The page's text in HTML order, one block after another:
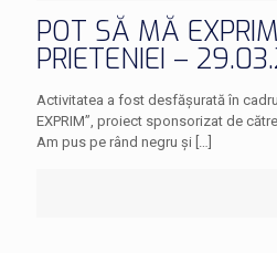
POT SĂ MĂ
PRIETENIEI –
Activitatea a fost desfășurată în
EXPRIM”, proiect sponsorizat de către
Am pus pe rând negru și